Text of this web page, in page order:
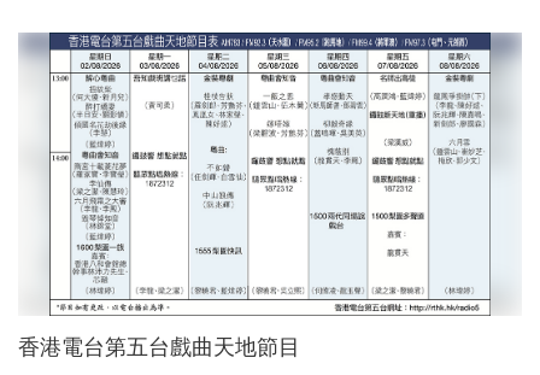
香港電台第五台戲曲天地節目